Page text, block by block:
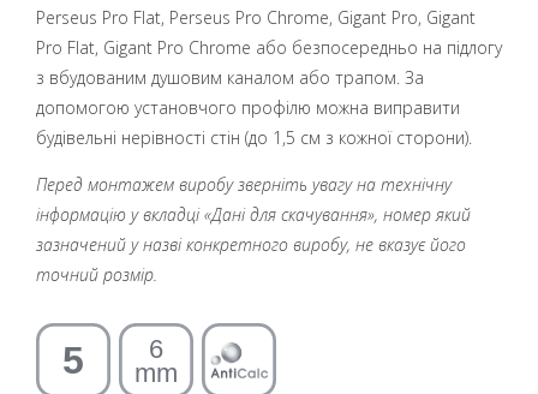
Perseus Pro Flat, Perseus Pro Chrome, Gigant Pro, Gigant
Pro Flat, Gigant Pro Chrome або безпосередньо на підлогу
з вбудованим душовим каналом або трапом. За
допомогою установчого профілю можна виправити
будівельні нерівності стін (до 1,5 см з кожної сторони).
Перед монтажем виробу зверніть увагу на технічну
інформацію у вкладці «Дані для скачування», номер який
зазначений у назві конкретного виробу, не вказує його
точний розмір.